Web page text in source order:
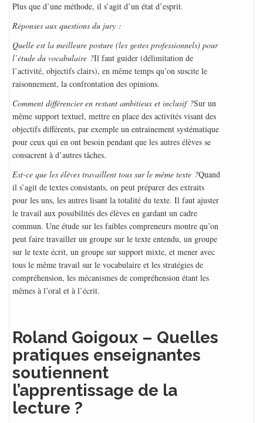
Plus que d’une méthode, il s’agit d’un état d’esprit.
Réponses aux questions du jury :
Quelle est la meilleure posture (les gestes professionnels) pour
l’étude du vocabulaire ?Il faut guider (délimitation de
l’activité, objectifs clairs), en même temps qu’on suscite le
raisonnement, la confrontation des opinions.
Comment différencier en restant ambitieux et inclusif ?Sur un
même support textuel, mettre en place des activités visant des
objectifs différents, par exemple un entrainement systématique
pour ceux qui en ont besoin pendant que les autres élèves se
consacrent à d’autres tâches.
Est-ce que les élèves travaillent tous sur le même texte ?Quand
il s’agit de textes consistants, on peut préparer des extraits
pour les uns, les autres lisant la totalité du texte. Il faut ajuster
le travail aux possibilités des élèves en gardant un cadre
commun. Une étude sur les faibles compreneurs montre qu’on
peut faire travailler un groupe sur le texte entendu, un groupe
sur le texte écrit, un groupe sur support mixte, et mener avec
tous le même travail sur le vocabulaire et les stratégies de
compréhension, les mécanismes de compréhension étant les
mêmes à l’oral et à l’écrit.
Roland Goigoux – Quelles
pratiques enseignantes
soutiennent
l’apprentissage de la
lecture ?